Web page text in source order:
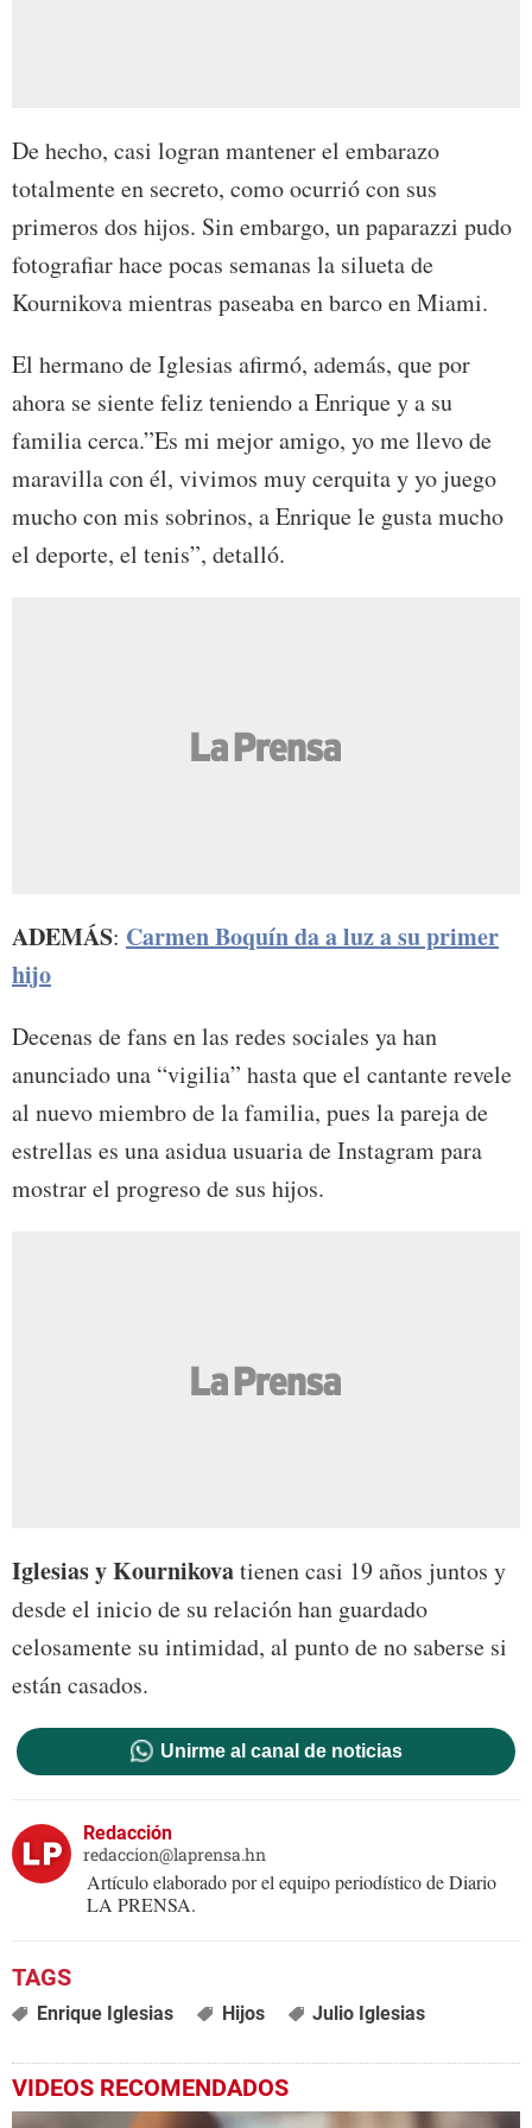
De hecho, casi logran mantener el embarazo
totalmente en secreto, como ocurrió con sus
primeros dos hijos. Sin embargo, un paparazzi pudo
fotografiar hace pocas semanas la silueta de
Kournikova mientras paseaba en barco en Miami.
El hermano de Iglesias afirmó, además, que por
ahora se siente feliz teniendo a Enrique y a su
familia cerca.”Es mi mejor amigo, yo me llevo de
maravilla con él, vivimos muy cerquita y yo juego
mucho con mis sobrinos, a Enrique le gusta mucho
el deporte, el tenis”, detalló.
ADEMÁS: Carmen Boquín da a luz a su primer
hijo
Decenas de fans en las redes sociales ya han
anunciado una “vigilia” hasta que el cantante revele
al nuevo miembro de la familia, pues la pareja de
estrellas es una asidua usuaria de Instagram para
mostrar el progreso de sus hijos.
Iglesias y Kournikovatienen casi 19 años juntos y
desde el inicio de su relación han guardado
celosamente su intimidad, al punto de no saberse si
están casados.
Unirme al canal de noticias
Redacción
redaccion@laprensa.hn
Artículo elaborado por el equipo periodístico de Diario
LA PRENSA.
Enrique Iglesias Hijos Julio Iglesias
VIDEOS RECOMENDADOS